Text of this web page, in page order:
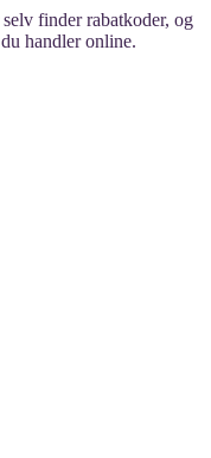
finder rabatkoder, og
handler online.